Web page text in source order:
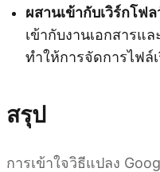
ผสานเข้ากับเวิร์กโฟ
เข้ากับงานเอกสารแ
ทำให้การจัดการไฟล์
สรุป
การเข้าใจวิธีแปลง